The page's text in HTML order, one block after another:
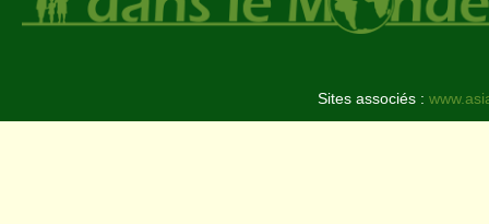
Sites associés :